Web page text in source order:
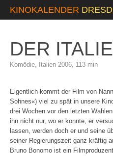
KINOKALENDER
DER
Komödie, Italien 2006, 113 min
Eigentlich kommt der Film von
Sohnes«) viel zu spät in unsere
drei Wochen vor den letzten
ihn nicht nur, wo er konnte, er
lassen, werden doch er und seine
seiner Regierungszeit ganz kräftig
Bruno Bonomo ist ein